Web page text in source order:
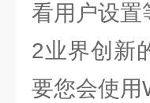
看用户设置
2业界创新
要您会使用